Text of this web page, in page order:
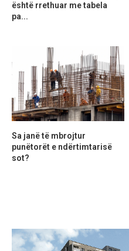
është rrethuar me tabela
pa...
Sa janë të mbrojtur
punëtorët e ndërtimtarisë
sot?